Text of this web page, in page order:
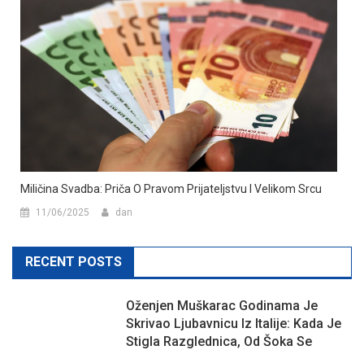
Miličina Svadba: Priča O Pravom Prijateljstvu I Velikom Srcu
11/06/2025 dan
RECENT POSTS
Oženjen Muškarac Godinama Je
Skrivao Ljubavnicu Iz Italije: Kada Je
Stigla Razglednica, Od Šoka Se